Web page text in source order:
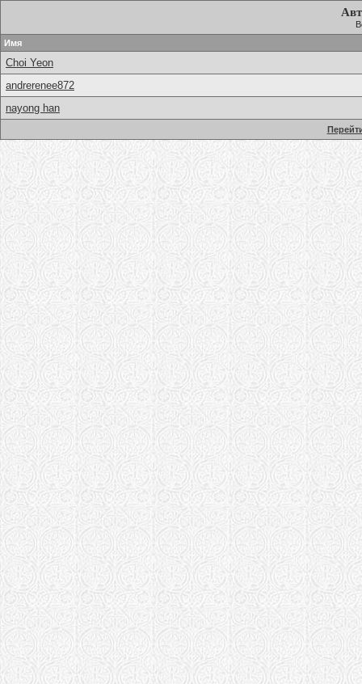
Имя
Choi Yeon
andrerenee872
nayong han